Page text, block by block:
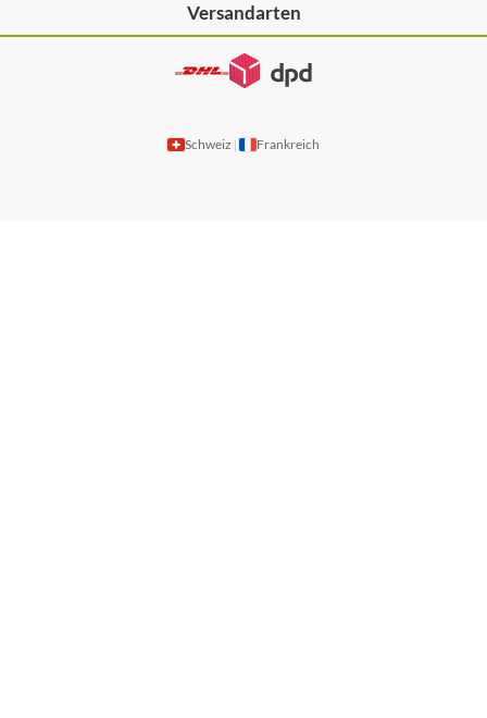
Versandarten
Schweiz | Frankreich